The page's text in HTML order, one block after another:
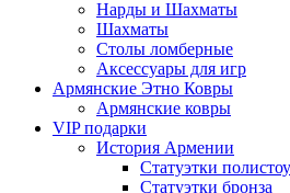
Нарды и Шахматы
Шахматы
Столы ломберные
Аксессуары для игр
Армянские Этно Ковры
Армянские ковры
VIP подарки
История Армении
Статуэтки
Статуэтки бронза